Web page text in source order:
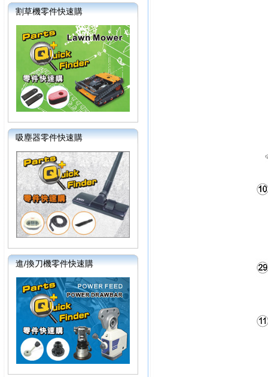
割草機零件快速購
吸塵器零件快速購
進/換刀機零件快速購